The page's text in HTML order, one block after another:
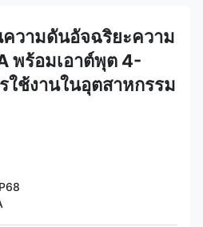
วามดันอัจฉริยะความ
พร้อมเอาต์พุต 4-
ใช้งานในอุตสาหกรรม